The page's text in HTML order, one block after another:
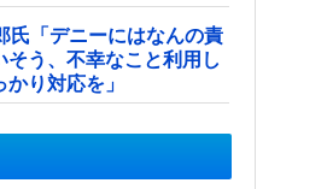
氏「デニーにはなんの責
そう、不幸なこと利用し
り対応を」